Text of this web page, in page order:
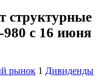
структурные
с 16 июня
рынок 1 Дивиденды